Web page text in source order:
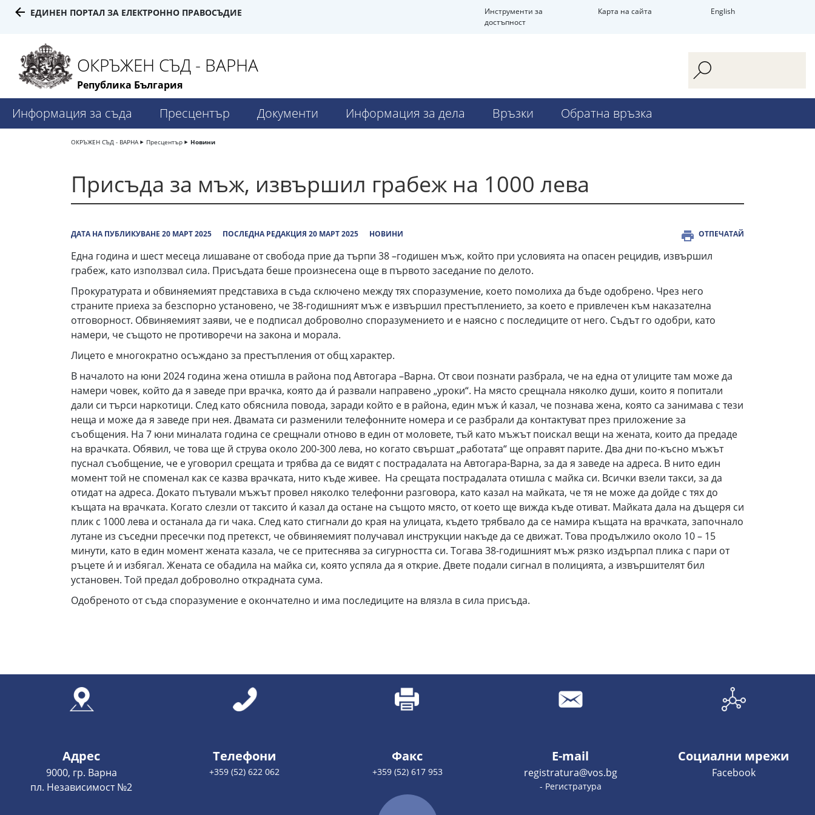
ЕДИНЕН ПОРТАЛ ЗА ЕЛЕКТРОННО ПРАВОСЪДИЕ
Инструменти за
достъпност
Карта на сайта English
ОКРЪЖЕН СЪД - ВАРНА
Република България
Информация за съда Пресцентър Документи Информация за дела Връзки Обратна връзка
ОКРЪЖЕН СЪД - ВАРНА Пресцентър Новини
Присъда за мъж, извършил грабеж на 1000 лева
ДАТА НА ПУБЛИКУВАНЕ 20 МАРТ 2025 ПОСЛЕДНА РЕДАКЦИЯ 20 МАРТ 2025 НОВИНИ ОТПЕЧАТАЙ
Една година и шест месеца лишаване от свобода прие да търпи 38 –годишен мъж, който при условията на опасен рецидив, извършил
грабеж, като използвал сила. Присъдата беше произнесена още в първото заседание по делото.
Прокуратурата и обвиняемият представиха в съда сключено между тях споразумение, което помолиха да бъде одобрено. Чрез него
страните приеха за безспорно установено, че 38-годишният мъж е извършил престъплението, за което е привлечен към наказателна
отговорност. Обвиняемият заяви, че е подписал доброволно споразумението и е наясно с последиците от него. Съдът го одобри, като
намери, че същото не противоречи на закона и морала.
Лицето е многократно осъждано за престъпления от общ характер.
В началото на юни 2024 година жена отишла в района под Автогара –Варна. От свои познати разбрала, че на една от улиците там може да
намери човек, който да я заведе при врачка, която да и́ развали направено „уроки“. На място срещнала няколко души, които я попитали
дали си търси наркотици. След като обяснила повода, заради който е в района, един мъж и́ казал, че познава жена, която са занимава с тези
неща и може да я заведе при нея. Двамата си разменили телефонните номера и се разбрали да контактуват през приложение за
съобщения. На 7 юни миналата година се срещнали отново в един от моловете, тъй като мъжът поискал вещи на жената, които да предаде
на врачката. Обявил, че това ще й струва около 200-300 лева, но когато свършат „работата“ ще оправят парите. Два дни по-късно мъжът
пуснал съобщение, че е уговорил срещата и трябва да се видят с пострадалата на Автогара-Варна, за да я заведе на адреса. В нито един
момент той не споменал как се казва врачката, нито къде живее. На срещата пострадалата отишла с майка си. Всички взели такси, за да
отидат на адреса. Докато пътували мъжът провел няколко телефонни разговора, като казал на майката, че тя не може да дойде с тях до
къщата на врачката. Когато слезли от таксито и́ казал да остане на същото място, от което ще вижда къде отиват. Майката дала на дъщеря си
плик с 1000 лева и останала да ги чака. След като стигнали до края на улицата, където трябвало да се намира къщата на врачката, започнало
лутане из съседни пресечки под претекст, че обвиняемият получавал инструкции накъде да се движат. Това продължило около 10 – 15
минути, като в един момент жената казала, че се притеснява за сигурността си. Тогава 38-годишният мъж рязко издърпал плика с пари от
ръцете и́ и избягал. Жената се обадила на майка си, която успяла да я открие. Двете подали сигнал в полицията, а извършителят бил
установен. Той предал доброволно открадната сума.
Одобреното от съда споразумение е окончателно и има последиците на влязла в сила присъда.
Адрес
9000, гр. Варна
пл. Независимост №2
Телефони
+359 (52) 622 062
Факс
+359 (52) 617 953
E-mail
registratura@vos.bg
- Регистратура
Социални мрежи
Facebook